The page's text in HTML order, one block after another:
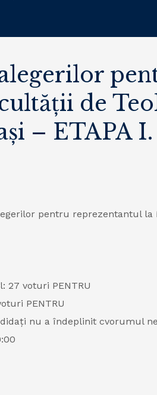
de
– ETAPA I.
pentru reprezentantul la
27 voturi PENTRU
PENTRU
nu a îndeplinit cvorumul